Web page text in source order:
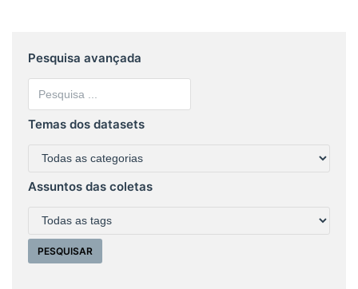
Pesquisa avançada
Temas dos datasets
Assuntos das coletas